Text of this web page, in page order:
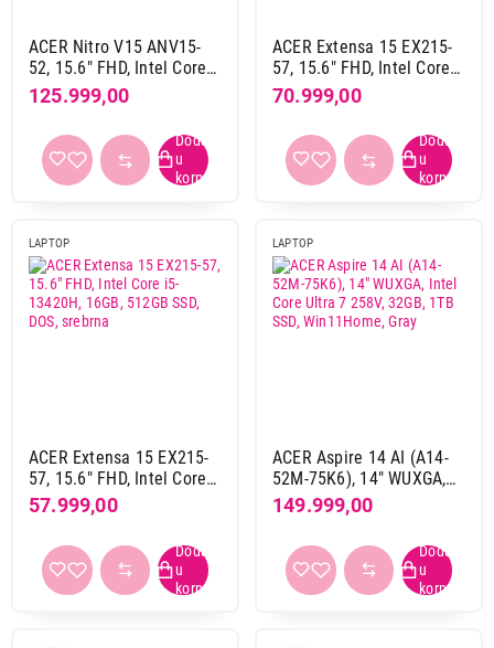
ACER Nitro V15 ANV15-
52, 15.6" FHD, Intel Core
i7-13620H, 16GB, 512GB
SSD, RTX5050, backlit, EN,
DOS, crna
(NH.QZ7EX.005)
125.999,00
ACER Extensa 15 EX215-
57, 15.6" FHD, Intel Core
i7-13620H, 16GB, 1TB
SSD, DOS, srebrna
(NX.EJBEX.00F)
70.999,00
LAPTOP
ACER Extensa 15 EX215-
57, 15.6" FHD, Intel Core
i5-13420H, 16GB, 512GB
SSD, DOS, srebrna
57.999,00
LAPTOP
ACER Aspire 14 AI (A14-
52M-75K6), 14" WUXGA,
Intel Core Ultra 7 258V,
32GB, 1TB SSD,
Win11Home, Gray
149.999,00